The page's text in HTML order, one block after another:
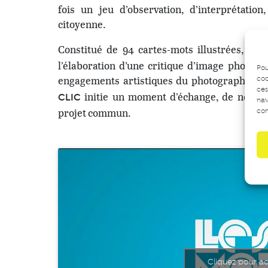
fois un jeu d’observation,
citoyenne.
Constitué de 94 cartes-mots illustrées,
l’élaboration d’une critique d’image
engagements artistiques du photographe.
CLIC initie un moment d’échange, de
projet commun.
Cliquez pour